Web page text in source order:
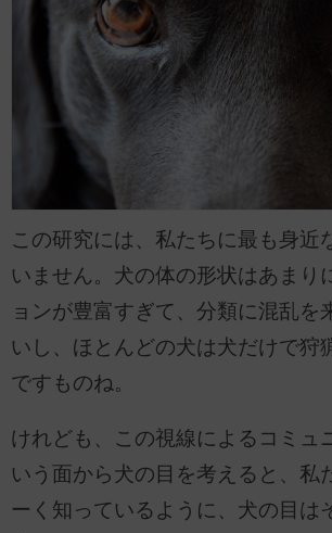
この研究には、私たちに最も身近
いません。犬の体の形状はあまり
ョンが豊富すぎて、分類に混乱を
いし、ほとんどの犬は犬だけで狩
ですものね。
けれども、この視線によるコミュ
いう面から犬の目を考えると、私
ーく知っているように、犬の目は